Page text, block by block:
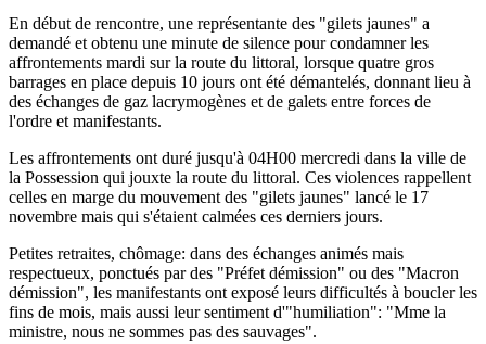
En début de rencontre, une représentante des "gilets jaunes" a
demandé et obtenu une minute de silence pour condamner les
affrontements mardi sur la route du littoral, lorsque quatre gros
barrages en place depuis 10 jours ont été démantelés, donnant lieu à
des échanges de gaz lacrymogènes et de galets entre forces de
l'ordre et manifestants.
Les affrontements ont duré jusqu'à 04H00 mercredi dans la ville de
la Possession qui jouxte la route du littoral. Ces violences rappellent
celles en marge du mouvement des "gilets jaunes" lancé le 17
novembre mais qui s'étaient calmées ces derniers jours.
Petites retraites, chômage: dans des échanges animés mais
respectueux, ponctués par des "Préfet démission" ou des "Macron
démission", les manifestants ont exposé leurs difficultés à boucler les
fins de mois, mais aussi leur sentiment d'"humiliation": "Mme la
ministre, nous ne sommes pas des sauvages".